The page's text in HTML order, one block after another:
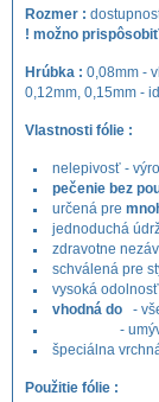
Rozmer :
! možno
Hrúbka : 0,08mm -
0,12mm, 0,15mm -
Vlastnosti fólie :
nelepivosť -
pečenie bez
určená pre
jednoduchá
zdravotne
schválená pre
vysoká odolnosť
vhodná do -
-
špeciálna
Použitie fólie :